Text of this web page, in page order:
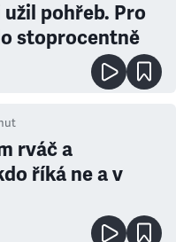
pohřeb. Pro
stoprocentně
rváč a
říká ne a v